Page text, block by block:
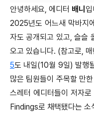
안녕하세요, 에디터 배니
2025년도 어느새 막바지
자도 공개되고 있고, 슬슬
오고 있습니다. (참고로,
5도 내일(10월 9일) 발행
많은 팀원들이 주목할 만
스레터 에디터들이 저자
Findings로 채택됐다는 소